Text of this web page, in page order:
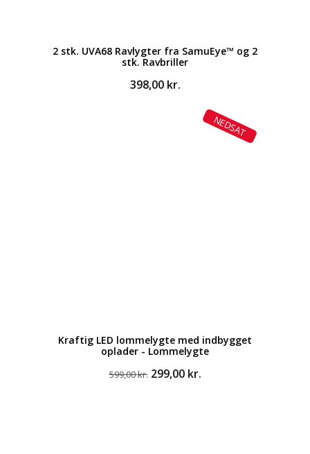
2 stk. UVA68 Ravlygter fra SamuEye™ og 2
stk. Ravbriller
398,00 kr.
NEDSAT
Kraftig LED lommelygte med indbygget
oplader - Lommelygte
599,00kr. Den
299,00 kr.Den